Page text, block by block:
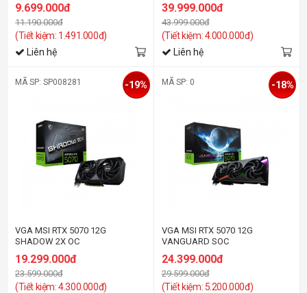
9.699.000đ
11.190.000đ
(Tiết kiệm: 1.491.000đ)
Liên hệ
39.999.000đ
43.999.000đ
(Tiết kiệm: 4.000.000đ)
Liên hệ
MÃ SP: SP008281
VGA MSI RTX 5070 12G
SHADOW 2X OC
19.299.000đ
23.599.000đ
(Tiết kiệm: 4.300.000đ)
-19% MÃ SP: 0
VGA MSI RTX 5070 12G
VANGUARD SOC
24.399.000đ
29.599.000đ
(Tiết kiệm: 5.200.000đ)
-18%